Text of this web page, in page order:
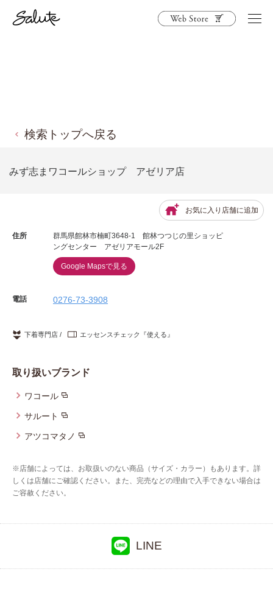
検索トップへ戻る
みず志まワコールショップ アゼリア店
お気に入り店舗に追加
住所
群馬県館林市楠町3648-1 館林つつじの里ショッピ
ングセンター アゼリアモール2F
Google Mapsで見る
電話 0276-73-3908
下着専門店 エッセンスチェック『使える』
取り扱いブランド
ワコール
サルート
アツコマタノ
※店舗によっては、お取扱いのない商品（サイズ・カラー）もあります。詳
しくは店舗にご確認ください。また、完売などの理由で入手できない場合は
ご容赦ください。
LINE